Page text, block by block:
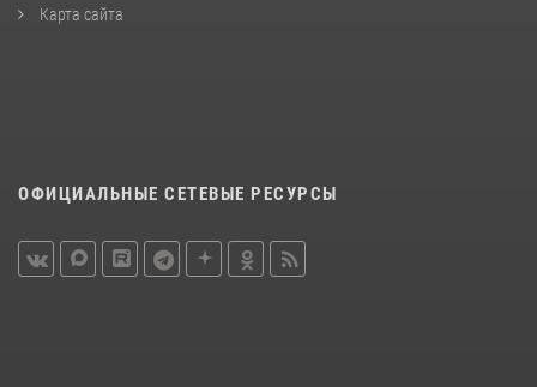
Карта сайта
ОФИЦИАЛЬНЫЕ СЕТЕВЫЕ РЕСУРСЫ